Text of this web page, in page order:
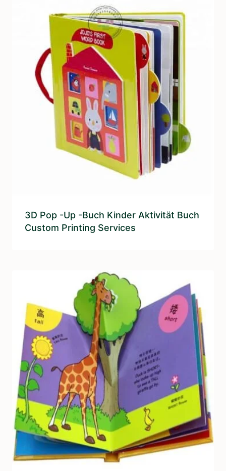
3D Pop -up -Buch Kinder Aktivität Buch
Custom Printing Services